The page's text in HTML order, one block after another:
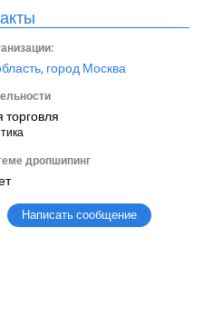
город Москва
торговля
дропшипинг
Написать сообщение